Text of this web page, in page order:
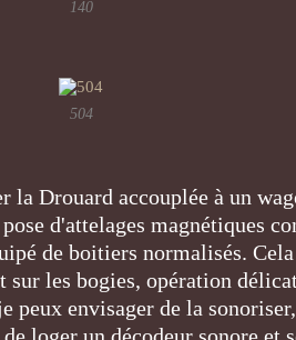
140
504
Drouard accouplée à un
d'attelages magnétiques
de boitiers normalisés.
sur les bogies, opération
peux envisager de la